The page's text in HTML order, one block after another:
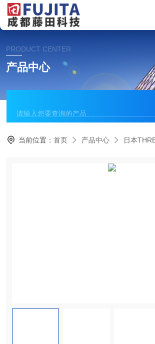
PRODUCT CENTER
产品中心
当前位置：首页 产品中心 日本